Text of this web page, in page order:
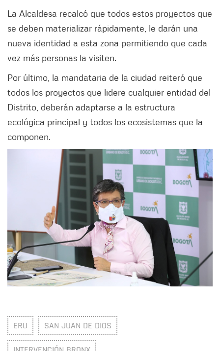
La Alcaldesa recalcó que todos estos proyectos que
se deben materializar rápidamente, le darán una
nueva identidad a esta zona permitiendo que cada
vez más personas la visiten.
Por último, la mandataria de la ciudad reiteró que
todos los proyectos que lidere cualquier entidad del
Distrito, deberán adaptarse a la estructura
ecológica principal y todos los ecosistemas que la
componen.
ERU SAN JUAN DE DIOS